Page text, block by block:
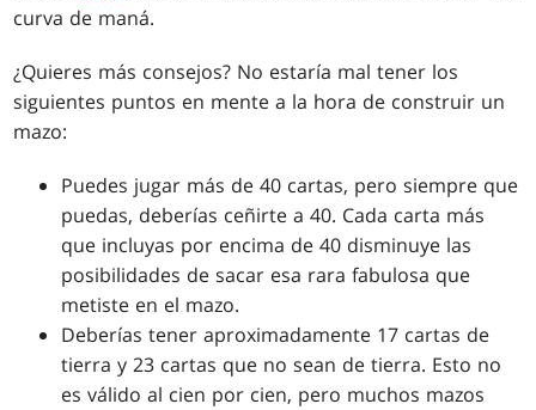
curva de maná.
¿Quieres más consejos? No estaría mal tener los
siguientes puntos en mente a la hora de construir un
mazo:
Puedes jugar más de 40 cartas, pero siempre que
puedas, deberías ceñirte a 40. Cada carta más
que incluyas por encima de 40 disminuye las
posibilidades de sacar esa rara fabulosa que
metiste en el mazo.
Deberías tener aproximadamente 17 cartas de
tierra y 23 cartas que no sean de tierra. Esto no
es válido al cien por cien, pero muchos mazos